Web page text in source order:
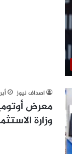
اصداف نيوز
معرض
وزارة